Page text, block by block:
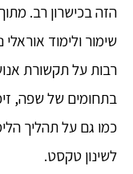
הזה בכישרון רב.
שימור ולימוד אוראלי
רבות על תקשורת
בתחומים של שפה,
כמו גם על תהליך
לשינון טקסט.